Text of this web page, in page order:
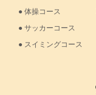
● 体操コース
● サッカーコース
● スイミングコース